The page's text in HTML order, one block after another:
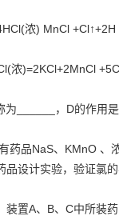
浓) MnCl +Cl↑+2H
浓)=2KCl+2MnCl
为______，D的作用是
药品NaS、KMnO 、
品设计实验，验证氯
装置A、B、C中所装